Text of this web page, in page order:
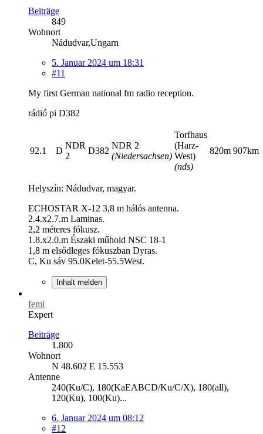
Beiträge
849
Wohnort
Nádudvar,Ungarn
5. Januar 2024 um 18:31
#11
My first German national fm radio reception.
rádió pi D382
92.1 D
NDR
2
D382
NDR 2
(Niedersachsen)
Torfhaus
(Harz-
West)
(nds)
820m 907km
Helyszín: Nádudvar, magyar.
ECHOSTAR X-12 3,8 m hálós antenna.
2.4.x2.7.m Laminas.
2,2 méteres fókusz.
1.8.x2.0.m Északi műhold NSC 18-1
1,8 m elsődleges fókuszban Dyras.
C, Ku sáv 95.0Kelet-55.5West.
Inhalt melden
femi
Expert
Beiträge
1.800
Wohnort
N 48.602 E 15.553
Antenne
240(Ku/C), 180(KaEABCD/Ku/C/X), 180(all),
120(Ku), 100(Ku)...
6. Januar 2024 um 08:12
#12